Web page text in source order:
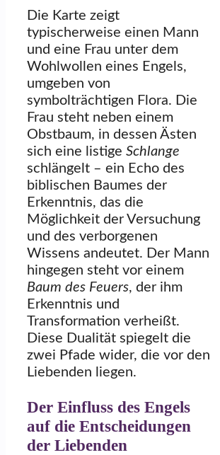
Die Karte zeigt
typischerweise einen Mann
und eine Frau unter dem
Wohlwollen eines Engels,
umgeben von
symbolträchtigen Flora. Die
Frau steht neben einem
Obstbaum, in dessen Ästen
sich eine listige Schlange
schlängelt – ein Echo des
biblischen Baumes der
Erkenntnis, das die
Möglichkeit der Versuchung
und des verborgenen
Wissens andeutet. Der Mann
hingegen steht vor einem
Baum des Feuers, der ihm
Erkenntnis und
Transformation verheißt.
Diese Dualität spiegelt die
zwei Pfade wider, die vor den
Liebenden liegen.
Der Einfluss des Engels
auf die Entscheidungen
der Liebenden